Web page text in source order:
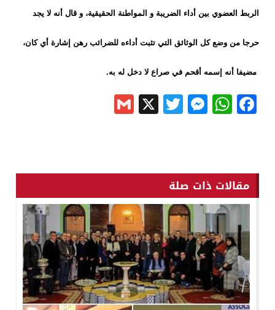
الربط العضوي بين أداء الضريبة و المواطنة الحقيقية، و قال أنه لا يجد
حرجا من وضع كل الوثائق التي تثبت أداءه للضرائب رهن إشارة أي كان،
مضيفا أنه إسمه أقحم في صراع لا دخل له به.
Facebook
WhatsApp
Messenger
Twitter
X
مقالات ذات صلة